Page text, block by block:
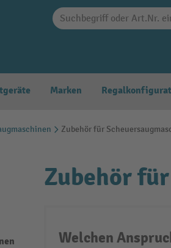
Marken
Zubehör für
Zubehör
Welchen